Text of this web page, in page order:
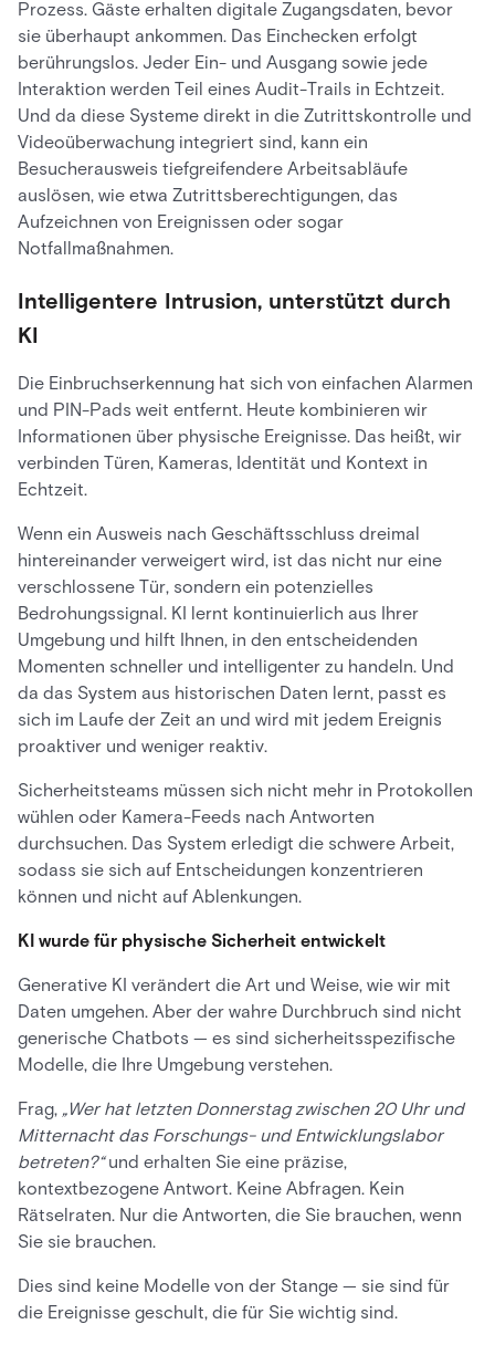
Prozess. Gäste erhalten digitale Zugangsdaten, bevor
sie überhaupt ankommen. Das Einchecken erfolgt
berührungslos. Jeder Ein- und Ausgang sowie jede
Interaktion werden Teil eines Audit-Trails in Echtzeit.
Und da diese Systeme direkt in die Zutrittskontrolle und
Videoüberwachung integriert sind, kann ein
Besucherausweis tiefgreifendere Arbeitsabläufe
auslösen, wie etwa Zutrittsberechtigungen, das
Aufzeichnen von Ereignissen oder sogar
Notfallmaßnahmen.
Intelligentere Intrusion, unterstützt durch
KI
Die Einbruchserkennung hat sich von einfachen Alarmen
und PIN-Pads weit entfernt. Heute kombinieren wir
Informationen über physische Ereignisse. Das heißt, wir
verbinden Türen, Kameras, Identität und Kontext in
Echtzeit.
Wenn ein Ausweis nach Geschäftsschluss dreimal
hintereinander verweigert wird, ist das nicht nur eine
verschlossene Tür, sondern ein potenzielles
Bedrohungssignal. KI lernt kontinuierlich aus Ihrer
Umgebung und hilft Ihnen, in den entscheidenden
Momenten schneller und intelligenter zu handeln. Und
da das System aus historischen Daten lernt, passt es
sich im Laufe der Zeit an und wird mit jedem Ereignis
proaktiver und weniger reaktiv.
Sicherheitsteams müssen sich nicht mehr in Protokollen
wühlen oder Kamera-Feeds nach Antworten
durchsuchen. Das System erledigt die schwere Arbeit,
sodass sie sich auf Entscheidungen konzentrieren
können und nicht auf Ablenkungen.
KI wurde für physische Sicherheit entwickelt
Generative KI verändert die Art und Weise, wie wir mit
Daten umgehen. Aber der wahre Durchbruch sind nicht
generische Chatbots — es sind sicherheitsspezifische
Modelle, die Ihre Umgebung verstehen.
Frag, „Wer hat letzten Donnerstag zwischen 20 Uhr und
Mitternacht das Forschungs- und Entwicklungslabor
betreten?“und erhalten Sie eine präzise,
kontextbezogene Antwort. Keine Abfragen. Kein
Rätselraten. Nur die Antworten, die Sie brauchen, wenn
Sie sie brauchen.
Dies sind keine Modelle von der Stange — sie sind für
die Ereignisse geschult, die für Sie wichtig sind.